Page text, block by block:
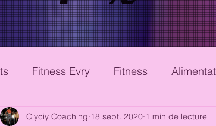
Fitness Evry Fitness
Ciyciy Coaching 18 sept. 2020 1 min de lecture